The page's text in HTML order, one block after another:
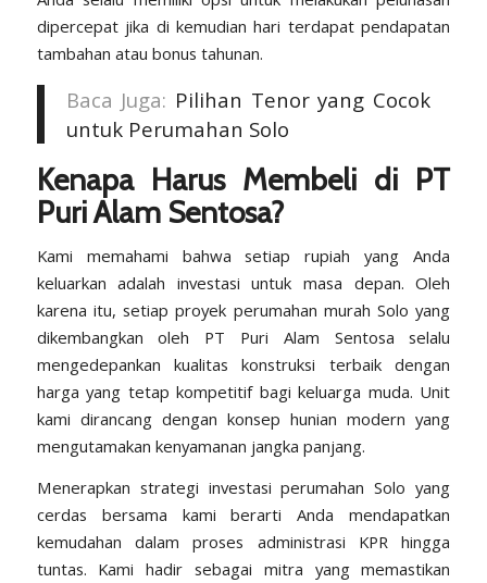
dipercepat jika di kemudian hari terdapat pendapatan
tambahan atau bonus tahunan.
Baca Juga: Pilihan Tenor yang Cocok
untuk Perumahan Solo
Kenapa Harus Membeli di PT
Puri Alam Sentosa?
Kami memahami bahwa setiap rupiah yang Anda
keluarkan adalah investasi untuk masa depan. Oleh
karena itu, setiap proyek perumahan murah Solo yang
dikembangkan oleh PT Puri Alam Sentosa selalu
mengedepankan kualitas konstruksi terbaik dengan
harga yang tetap kompetitif bagi keluarga muda. Unit
kami dirancang dengan konsep hunian modern yang
mengutamakan kenyamanan jangka panjang.
Menerapkan strategi investasi perumahan Solo yang
cerdas bersama kami berarti Anda mendapatkan
kemudahan dalam proses administrasi KPR hingga
tuntas. Kami hadir sebagai mitra yang memastikan